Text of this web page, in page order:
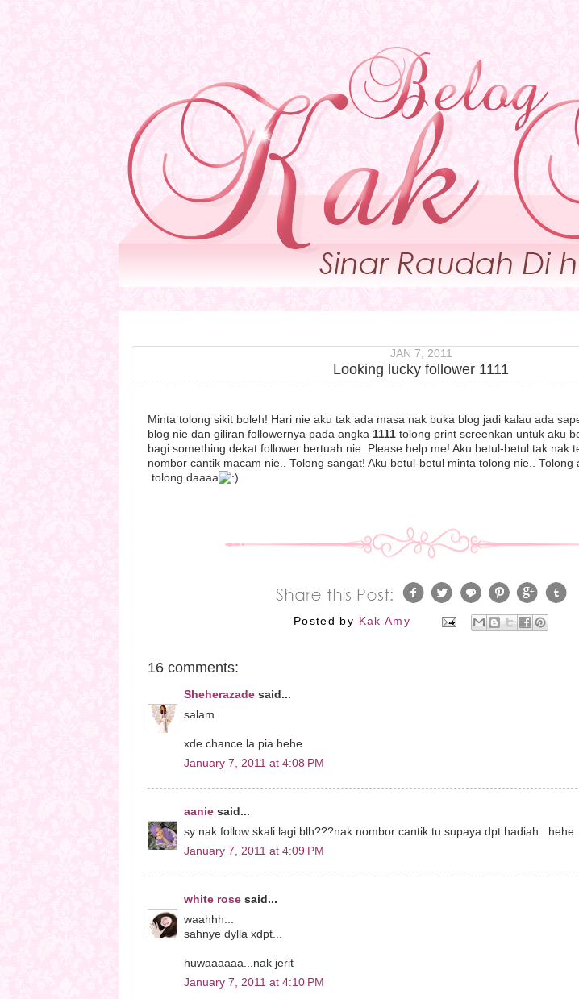
JAN 7, 2011
Looking lucky follower 1111
Minta tolong sikit boleh! Hari nie aku tak ada masa nak buka blog jadi kalau ada
blog nie dan giliran followernya pada angka 1111 tolong print screenkan untuk aku
bagi something dekat follower bertuah nie..Please help me! Aku betul-betul tak nak
nombor cantik macam nie.. Tolong sangat! Aku betul-betul minta tolong nie.. Tolong
tolong daaaa
Posted by Kak Amy
16 comments:
Sheherazade said...
salam
xde chance la pia hehe
January 7, 2011 at 4:08 PM
aanie said...
sy nak follow skali lagi blh???nak nombor cantik tu supaya dpt hadiah...hehe...
January 7, 2011 at 4:09 PM
white rose said...
waahhh...
sahnye dylla xdpt...
huwaaaaaa...nak jerit
January 7, 2011 at 4:10 PM